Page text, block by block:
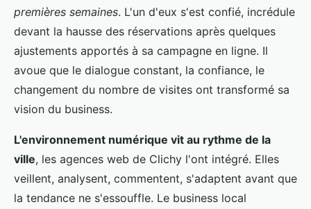
premières semaines. L'un d'eux s'est confié, incrédule
devant la hausse des réservations après quelques
ajustements apportés à sa campagne en ligne. Il
avoue que le dialogue constant, la confiance, le
changement du nombre de visites ont transformé sa
vision du business.
L'environnement numérique vit au rythme de la
ville, les agences web de Clichy l'ont intégré. Elles
veillent, analysent, commentent, s'adaptent avant que
la tendance ne s'essouffle. Le business local